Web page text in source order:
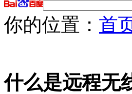
你的位置： 首
什么是远程无